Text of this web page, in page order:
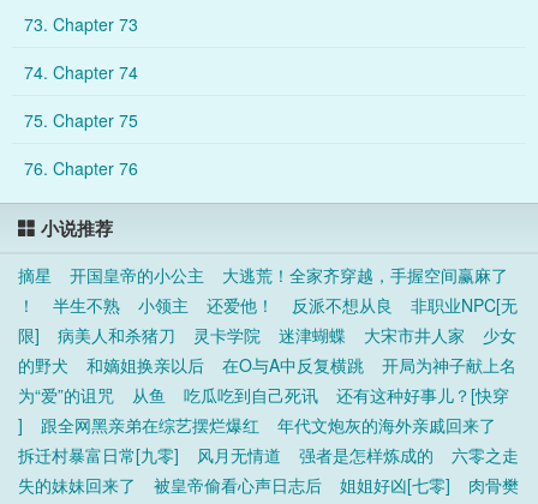
73. Chapter 73
74. Chapter 74
75. Chapter 75
76. Chapter 76
小说推荐
摘星 开国皇帝的小公主
大逃荒！全家齐穿越，手握空间赢麻了
！
半生不熟 小领主 还爱他！ 反派不想从良
非职业NPC[无
限]
病美人和杀猪刀 灵卡学院 迷津蝴蝶 大宋市井人家
少女
的野犬
和嫡姐换亲以后 在O与A中反复横跳
开局为神子献上名
为“爱”的诅咒
从鱼 吃瓜吃到自己死讯
还有这种好事儿？[快穿
]
跟全网黑亲弟在综艺摆烂爆红
年代文炮灰的海外亲戚回来了
拆迁村暴富日常[九零]
风月无情道 强者是怎样炼成的
六零之走
失的妹妹回来了
被皇帝偷看心声日志后 姐姐好凶[七零]
肉骨樊